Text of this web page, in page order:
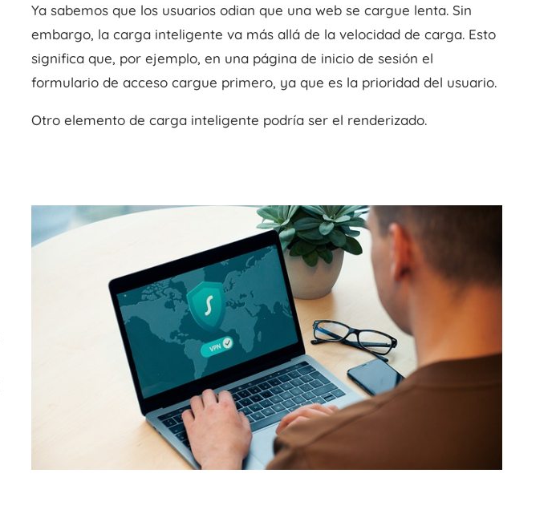
Ya sabemos que los usuarios odian que una web se cargue lenta. Sin
embargo, la carga inteligente va más allá de la velocidad de carga. Esto
significa que, por ejemplo, en una página de inicio de sesión el
formulario de acceso cargue primero, ya que es la prioridad del usuario.
Otro elemento de carga inteligente podría ser el renderizado.